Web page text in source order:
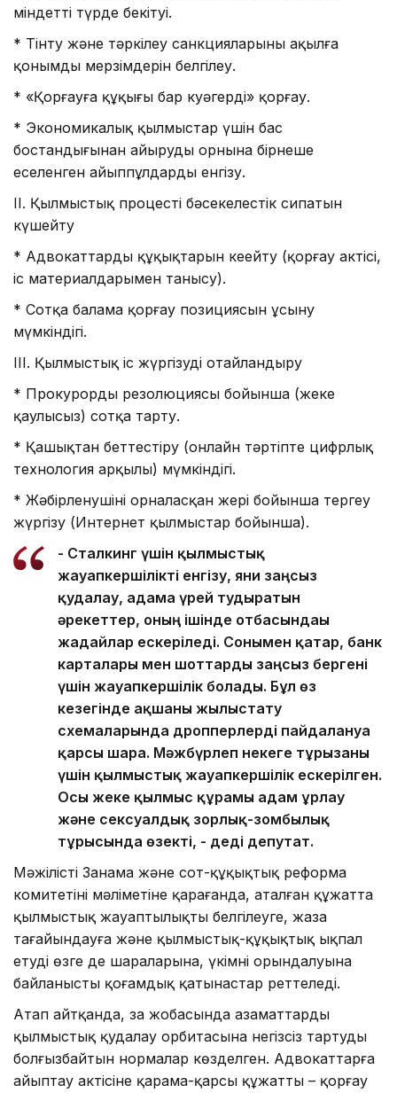
міндетті түрде бекітуі.
* Тінту және тәркілеу санкцияларының ақылға
қонымды мерзімдерін белгілеу.
* «Қорғауға құқығы бар куәгерді» қорғау.
* Экономикалық қылмыстар үшін бас
бостандығынан айырудың орнына бірнеше
еселенген айыппұлдарды енгізу.
II. Қылмыстық процестің бәсекелестік сипатын
күшейту
* Адвокаттардың құқықтарын кеңейту (қорғау актісі,
іс материалдарымен танысу).
* Сотқа балама қорғау позициясын ұсыну
мүмкіндігі.
III. Қылмыстық іс жүргізуді оңтайландыру
* Прокурордың резолюциясы бойынша (жеке
қаулысыз) сотқа тарту.
* Қашықтан беттестіру (онлайн тәртіпте цифрлық
технология арқылы) мүмкіндігі.
* Жәбірленушінің орналасқан жері бойынша тергеу
жүргізу (Интернет қылмыстар бойынша).
- Сталкинг үшін қылмыстық
жауапкершілікті енгізу, яғни заңсыз
қудалау, адамға үрей тудыратын
әрекеттер, оның ішінде отбасындағы
жағдайлар ескеріледі. Сонымен қатар, банк
карталары мен шоттарды заңсыз бергені
үшін жауапкершілік болады. Бұл өз
кезегінде ақшаны жылыстату
схемаларында дропперлерді пайдалануға
қарсы шара. Мәжбүрлеп некеге тұрғызғаны
үшін қылмыстық жауапкершілік ескерілген.
Осы жеке қылмыс құрамы адам ұрлау
және сексуалдық зорлық-зомбылық
тұрғысында өзекті, - деді депутат.
Мәжілістің Заңнама және сот-құқықтық реформа
комитетінің мәліметіне қарағанда, аталған құжатта
қылмыстық жауаптылықты белгілеуге, жаза
тағайындауға және қылмыстық-құқықтық ықпал
етудің өзге де шараларына, үкімнің орындалуына
байланысты қоғамдық қатынастар реттеледі.
Атап айтқанда, заң жобасында азаматтарды
қылмыстық қудалау орбитасына негізсіз тартуды
болғызбайтын нормалар көзделген. Адвокаттарға
айыптау актісіне қарама-қарсы құжатты – қорғау